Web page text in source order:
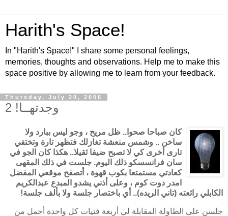
Harith's Space!
In "Harith's Space!" I share some personal feelings,
memories, thoughts and observations. Help me to make this
space positive by allowing me to learn from your feedback.
Thursday, July 20, 2006
وجدتهــا! 2
كان صباحا صحوا.. ظل مريح ، وجو ليس ببارد ولا
ساخن .. وشمس منعشة تغازلك فتظهر تارة وتختفي
تارى أخرى كي لا تصبح ضيفا ثقيلا.. هكذا كان الجو في
سان فرانسسكو ذلك اليوم. جلست في ذلك المقهى
كعادتي مستمتعا بكوب قهوة ، أتصفح موقعي المفضل
امدر دوت كوم ، وعلى أذني يشدو المبدع عبدالكريم
الكابلي رائعته (تاني الريده).. أي باختصار جلسة ولا بألف جلسة!
جلسن على الطاولة المقابلة لي أربعة فتيات كل واحدة أجمل من